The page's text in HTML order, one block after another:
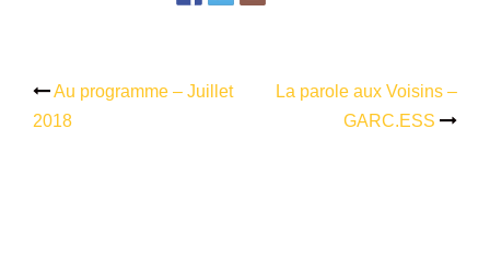
Navigation
Au programme – Juillet
2018
La parole aux Voisins –
GARC.ESS